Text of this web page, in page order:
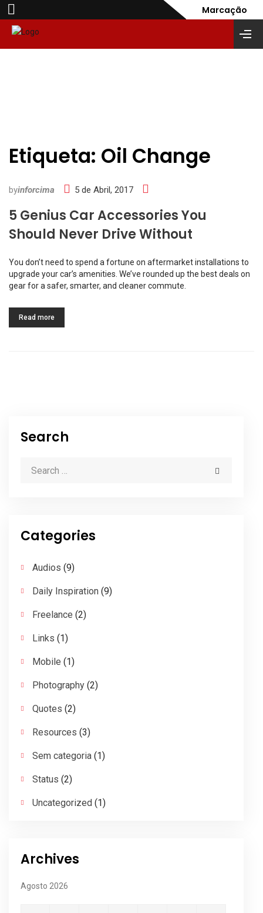
Marcação
Etiqueta: Oil Change
byinforcima 5 de Abril, 2017
5 Genius Car Accessories You
Should Never Drive Without
You don’t need to spend a fortune on aftermarket installations to
upgrade your car’s amenities. We’ve rounded up the best deals on
gear for a safer, smarter, and cleaner commute.
Read more
Search
Categories
Audios (9)
Daily Inspiration (9)
Freelance (2)
Links (1)
Mobile (1)
Photography (2)
Quotes (2)
Resources (3)
Sem categoria (1)
Status (2)
Uncategorized (1)
Archives
Agosto 2026